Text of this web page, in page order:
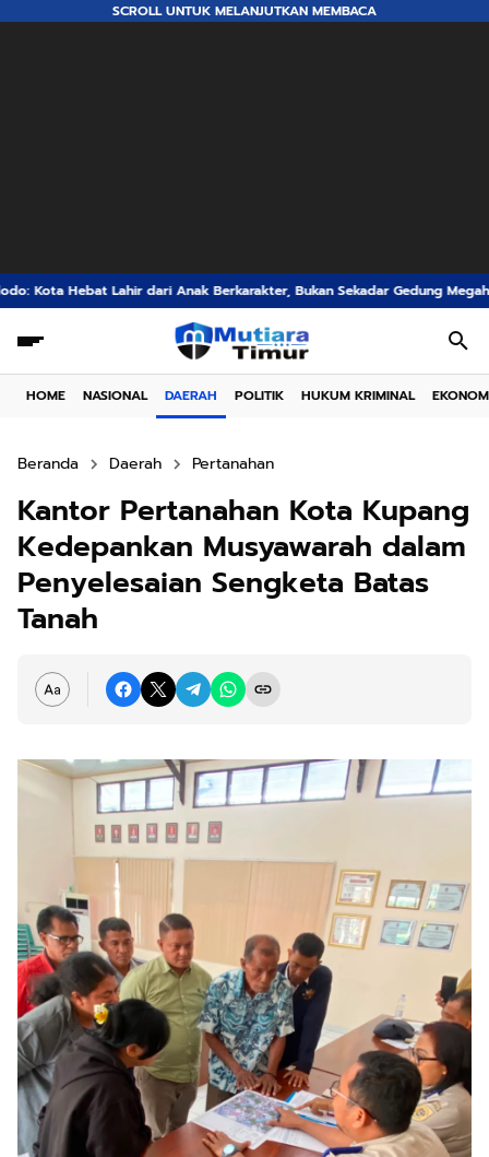
SCROLL UNTUK MELANJUTKAN MEMBACA
Berkarakter, Bukan Sekadar Gedung Megah Stunting Egon Gahar:
HOME NASIONAL DAERAH POLITIK HUKUM KRIMINAL
Beranda Daerah Pertanahan
Kantor Pertanahan Kota Kupang
Kedepankan Musyawarah dalam
Penyelesaian Sengketa Batas
Tanah